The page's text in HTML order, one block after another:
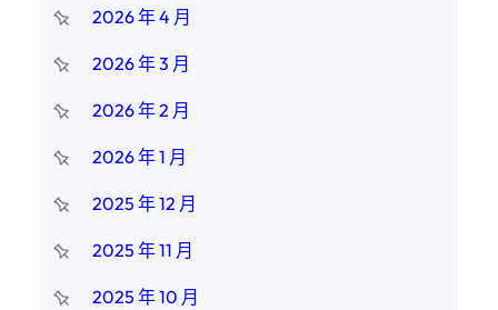
2026 年 4 月
2026 年 3 月
2026 年 2 月
2026 年 1 月
2025 年 12 月
2025 年 11 月
2025 年 10 月